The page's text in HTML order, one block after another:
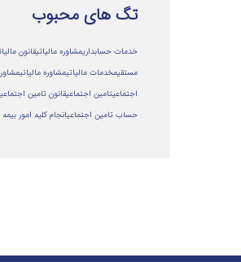
تگ های محبوب
خدمات حسابداریمشاوره مالیاتیقانون
مستقیمخدمات مالیاتیمشاوره مالياتي
اجتماعیتامین اجتماعیقانون تامین اجتماعی
حساب تامین اجتماعیانجام کلیه امور